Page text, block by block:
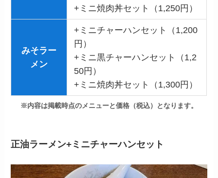
+ミニ焼肉丼セット（1,250円）
みそラー
メン
+ミニチャーハンセット（1,200
円）
+ミニ黒チャーハンセット（1,2
50円）
+ミニ焼肉丼セット（1,300円）
※内容は掲載時点のメニューと価格（税込）となります。
正油ラーメン+ミニチャーハンセット